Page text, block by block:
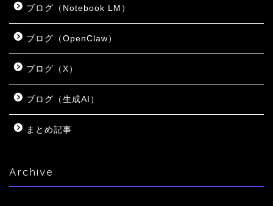
ブログ（Notebook LM）
ブログ（OpenClaw）
ブログ（X）
ブログ（生成AI）
まとめ記事
Archive